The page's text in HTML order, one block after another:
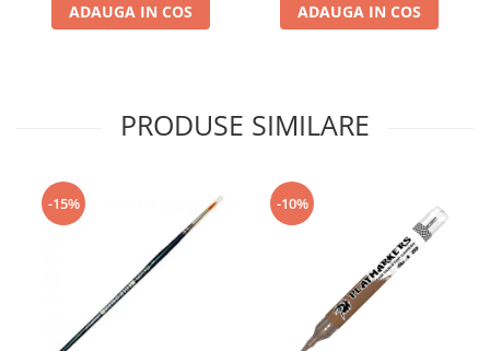
Warpaints Fanatic
Accesorii pictura
Markere Metalice
ADAUGA IN COS ADAUGA IN COS
PRODUSE SIMILARE
-15% -10%